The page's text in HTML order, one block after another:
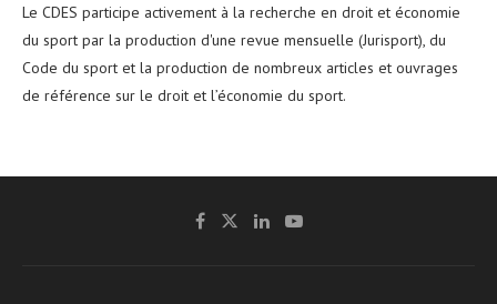
Le CDES participe activement à la recherche en droit et économie
du sport par la production d'une revue mensuelle (Jurisport), du
Code du sport et la production de nombreux articles et ouvrages
de référence sur le droit et l’économie du sport.